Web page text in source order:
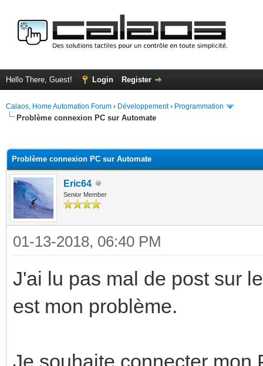
Hello There, Guest! Login Register
Calaos, Home Automation Forum › Développement› Programmation
Problème connexion PC sur Automate
Problème connexion PC sur Automate
Eric64
Senior Member
01-13-2018, 06:40 PM
J'ai lu pas mal de post sur
est mon problème.
Je souhaite connecter mon